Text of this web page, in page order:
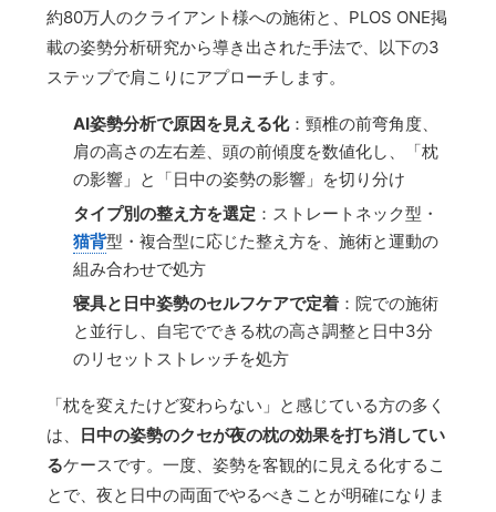
約80万人のクライアント様への施術と、PLOS ONE掲
載の姿勢分析研究から導き出された手法で、以下の3
ステップで肩こりにアプローチします。
AI姿勢分析で原因を見える化：頸椎の前弯角度、
肩の高さの左右差、頭の前傾度を数値化し、「枕
の影響」と「日中の姿勢の影響」を切り分け
タイプ別の整え方を選定 ：ストレートネック型・
猫背型・複合型に応じた整え方を、施術と運動の
組み合わせで処方
寝具と日中姿勢のセルフケアで定着 ：院での施術
と並行し、自宅でできる枕の高さ調整と日中3分
のリセットストレッチを処方
「枕を変えたけど変わらない」と感じている方の多く
は、 日中の姿勢のクセが夜の枕の効果を打ち消してい
るケースです。一度、姿勢を客観的に見える化するこ
とで、夜と日中の両面でやるべきことが明確になりま